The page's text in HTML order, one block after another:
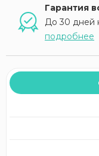
Гарантия
До 30 дней
подробнее